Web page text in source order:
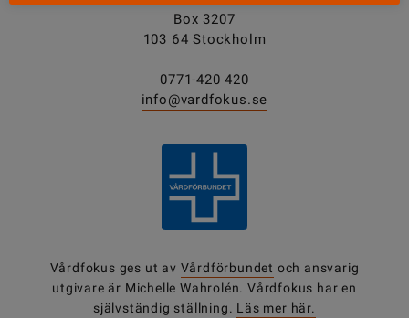
Box 3207
103 64 Stockholm
0771-420 420
info@vardfokus.se
Vårdfokus ges ut av Vårdförbundet och ansvarig
utgivare är Michelle Wahrolén. Vårdfokus har en
självständig ställning. Läs mer här.